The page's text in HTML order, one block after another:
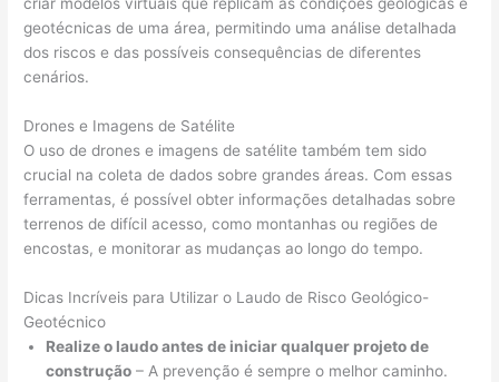
geotécnicas de uma área, permitindo uma análise detalhada
dos riscos e das possíveis consequências de diferentes
cenários.
Drones e Imagens de Satélite
O uso de drones e imagens de satélite também tem sido
crucial na coleta de dados sobre grandes áreas. Com essas
ferramentas, é possível obter informações detalhadas sobre
terrenos de difícil acesso, como montanhas ou regiões de
encostas, e monitorar as mudanças ao longo do tempo.
Dicas Incríveis para Utilizar o Laudo de Risco Geológico-
Geotécnico
Realize o laudo antes de iniciar qualquer projeto de
construção – A prevenção é sempre o melhor caminho.